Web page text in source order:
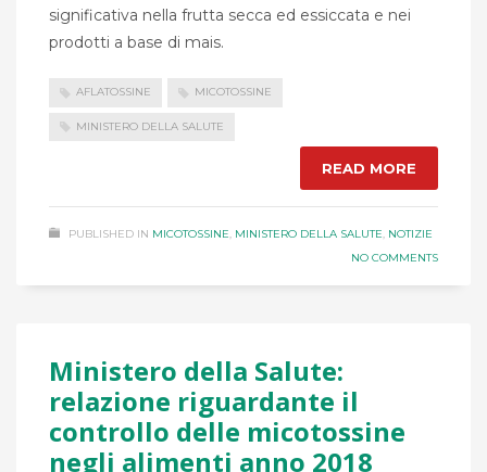
significativa nella frutta secca ed essiccata e nei
prodotti a base di mais.
AFLATOSSINE MICOTOSSINE
MINISTERO DELLA SALUTE
READ MORE
PUBLISHED IN MICOTOSSINE, MINISTERO DELLA SALUTE, NOTIZIE
NO COMMENTS
Ministero della Salute:
relazione riguardante il
controllo delle micotossine
negli alimenti anno 2018